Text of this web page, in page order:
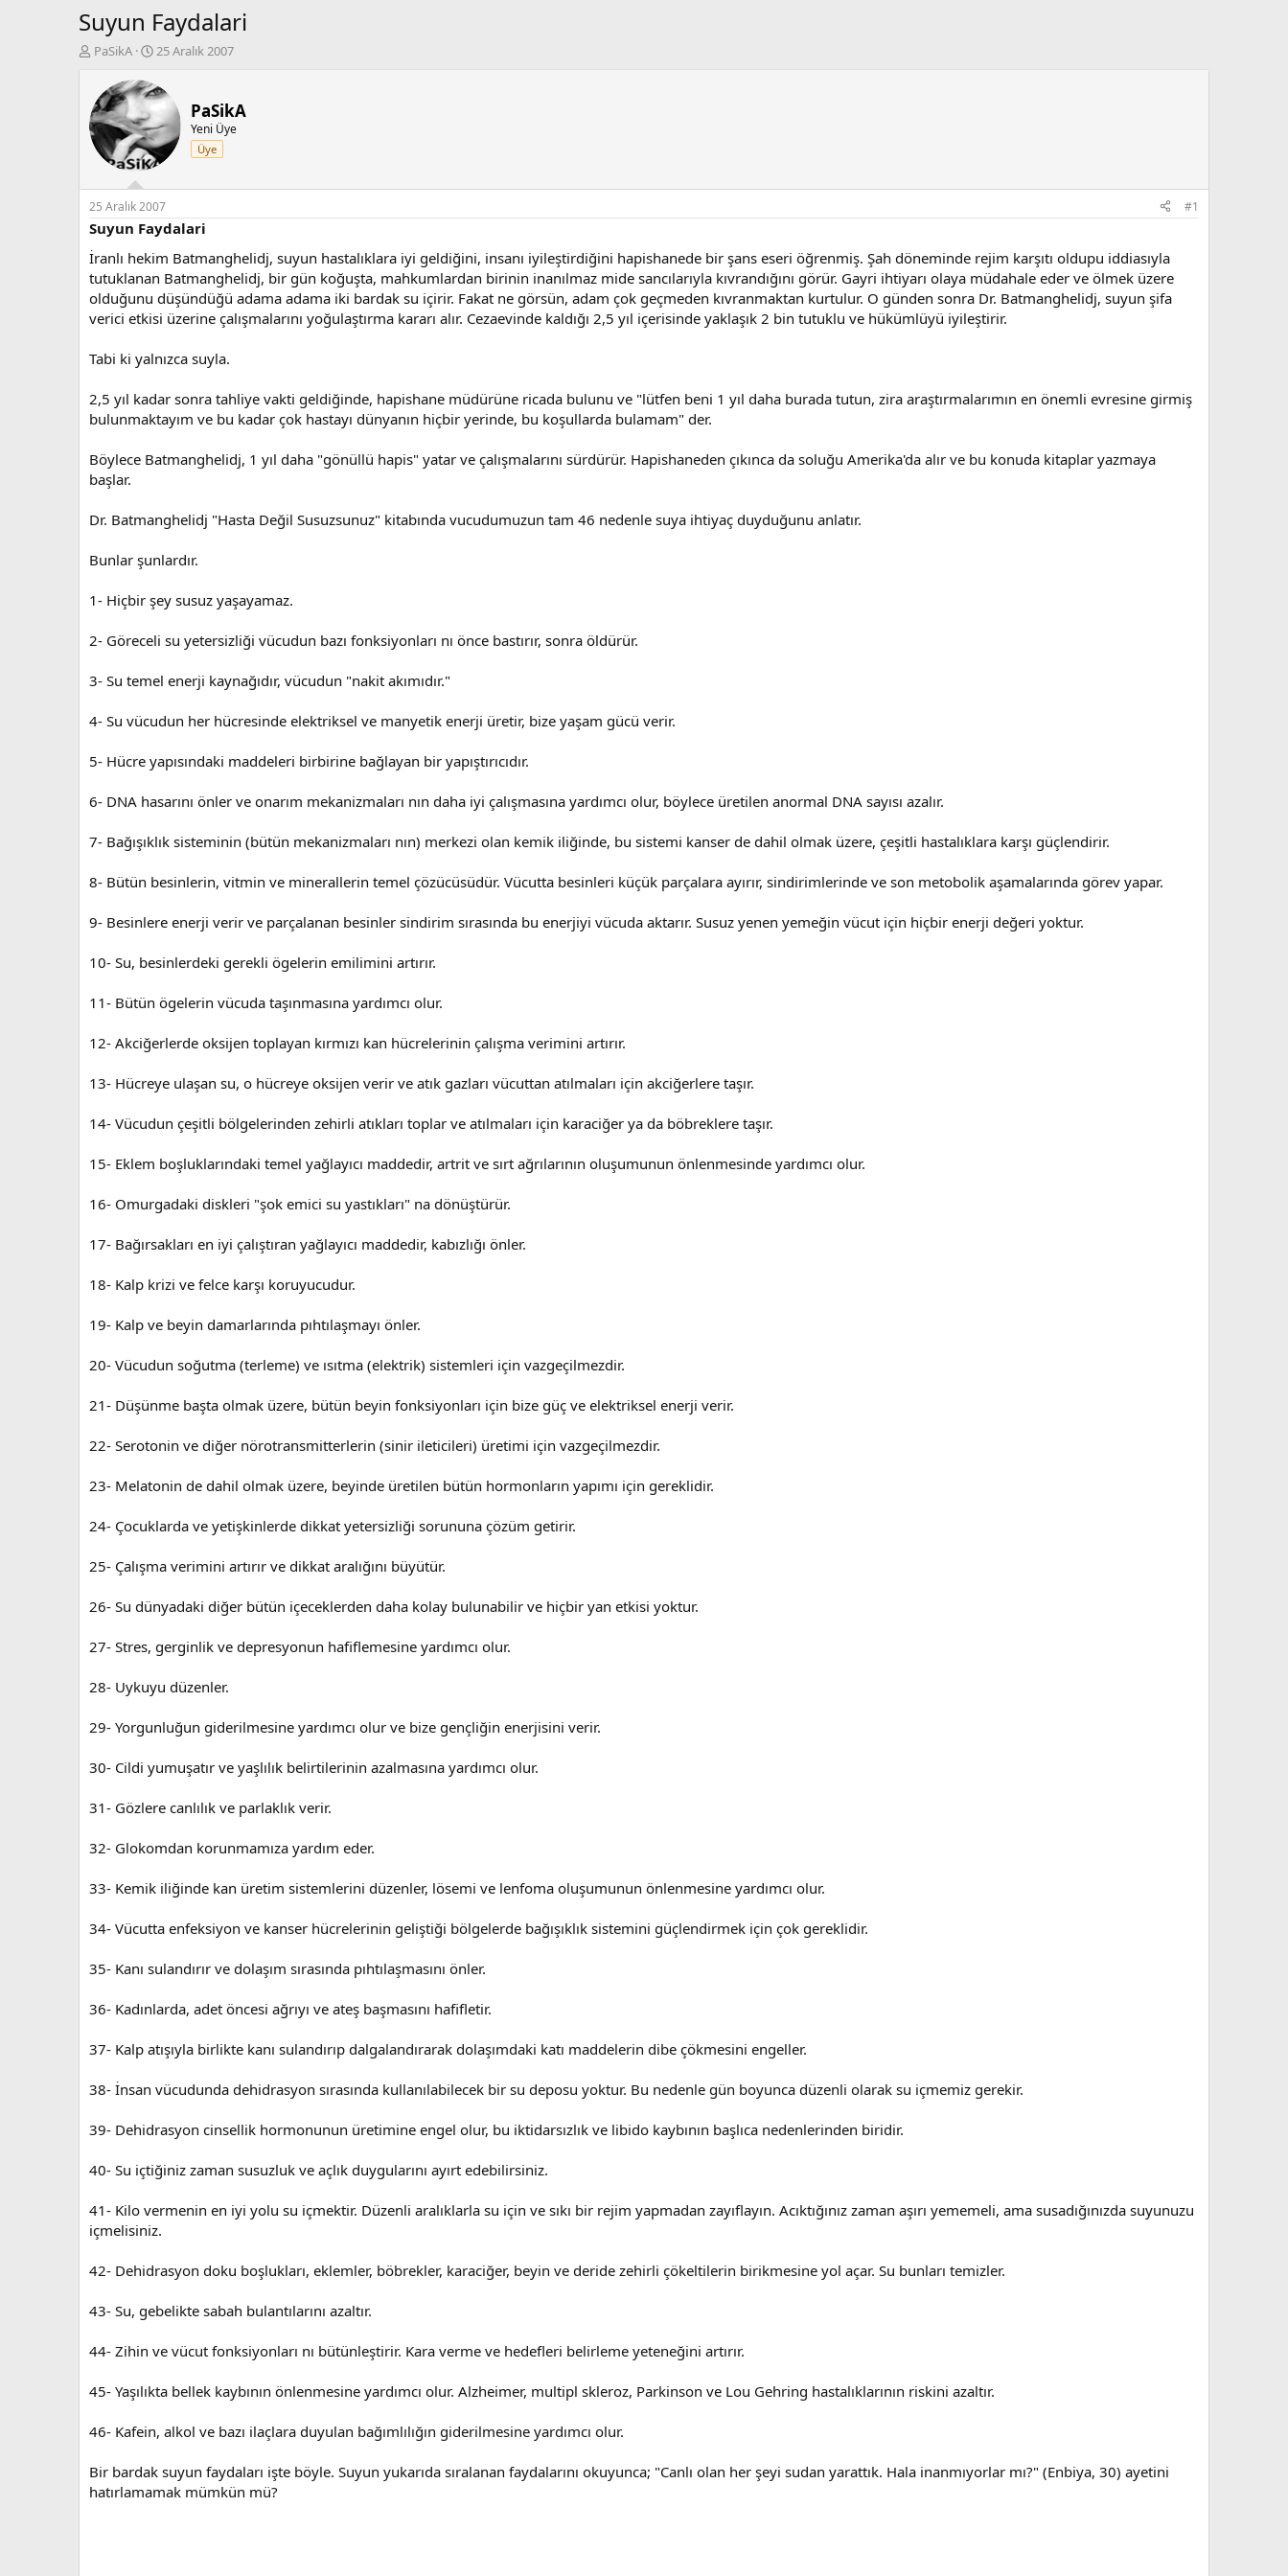
Suyun Faydalari
K
b
u
y
u
a
ş
l
a
t
a
n
PaSikA
B
ş
l
a
n
g
ı
ç
t
a
r
i
h
25 Aralık 2007
PaSikA
Yeni Üye
Üye
25 Aralık 2007 #1
Suyun Faydalari
İranlı hekim Batmanghelidj, suyun hastalıklara iyi geldiğini, insanı iyileştirdiğini hapishanede bir şans eseri öğrenmiş. Şah döneminde rejim karşıtı oldupu iddiasıyla
tutuklanan Batmanghelidj, bir gün koğuşta, mahkumlardan birinin inanılmaz mide sancılarıyla kıvrandığını görür. Gayri ihtiyarı olaya müdahale eder ve ölmek üzere
olduğunu düşündüğü adama adama iki bardak su içirir. Fakat ne görsün, adam çok geçmeden kıvranmaktan kurtulur. O günden sonra Dr. Batmanghelidj, suyun şifa
verici etkisi üzerine çalışmalarını yoğulaştırma kararı alır. Cezaevinde kaldığı 2,5 yıl içerisinde yaklaşık 2 bin tutuklu ve hükümlüyü iyileştirir.
Tabi ki yalnızca suyla.
2,5 yıl kadar sonra tahliye vakti geldiğinde, hapishane müdürüne ricada bulunu ve "lütfen beni 1 yıl daha burada tutun, zira araştırmalarımın en önemli evresine girmiş
bulunmaktayım ve bu kadar çok hastayı dünyanın hiçbir yerinde, bu koşullarda bulamam" der.
Böylece Batmanghelidj, 1 yıl daha "gönüllü hapis" yatar ve çalışmalarını sürdürür. Hapishaneden çıkınca da soluğu Amerika'da alır ve bu konuda kitaplar yazmaya
başlar.
Dr. Batmanghelidj "Hasta Değil Susuzsunuz" kitabında vucudumuzun tam 46 nedenle suya ihtiyaç duyduğunu anlatır.
Bunlar şunlardır.
1- Hiçbir şey susuz yaşayamaz.
2- Göreceli su yetersizliği vücudun bazı fonksiyonları nı önce bastırır, sonra öldürür.
3- Su temel enerji kaynağıdır, vücudun "nakit akımıdır."
4- Su vücudun her hücresinde elektriksel ve manyetik enerji üretir, bize yaşam gücü verir.
5- Hücre yapısındaki maddeleri birbirine bağlayan bir yapıştırıcıdır.
6- DNA hasarını önler ve onarım mekanizmaları nın daha iyi çalışmasına yardımcı olur, böylece üretilen anormal DNA sayısı azalır.
7- Bağışıklık sisteminin (bütün mekanizmaları nın) merkezi olan kemik iliğinde, bu sistemi kanser de dahil olmak üzere, çeşitli hastalıklara karşı güçlendirir.
8- Bütün besinlerin, vitmin ve minerallerin temel çözücüsüdür. Vücutta besinleri küçük parçalara ayırır, sindirimlerinde ve son metobolik aşamalarında görev yapar.
9- Besinlere enerji verir ve parçalanan besinler sindirim sırasında bu enerjiyi vücuda aktarır. Susuz yenen yemeğin vücut için hiçbir enerji değeri yoktur.
10- Su, besinlerdeki gerekli ögelerin emilimini artırır.
11- Bütün ögelerin vücuda taşınmasına yardımcı olur.
12- Akciğerlerde oksijen toplayan kırmızı kan hücrelerinin çalışma verimini artırır.
13- Hücreye ulaşan su, o hücreye oksijen verir ve atık gazları vücuttan atılmaları için akciğerlere taşır.
14- Vücudun çeşitli bölgelerinden zehirli atıkları toplar ve atılmaları için karaciğer ya da böbreklere taşır.
15- Eklem boşluklarındaki temel yağlayıcı maddedir, artrit ve sırt ağrılarının oluşumunun önlenmesinde yardımcı olur.
16- Omurgadaki diskleri "şok emici su yastıkları" na dönüştürür.
17- Bağırsakları en iyi çalıştıran yağlayıcı maddedir, kabızlığı önler.
18- Kalp krizi ve felce karşı koruyucudur.
19- Kalp ve beyin damarlarında pıhtılaşmayı önler.
20- Vücudun soğutma (terleme) ve ısıtma (elektrik) sistemleri için vazgeçilmezdir.
21- Düşünme başta olmak üzere, bütün beyin fonksiyonları için bize güç ve elektriksel enerji verir.
22- Serotonin ve diğer nörotransmitterlerin (sinir ileticileri) üretimi için vazgeçilmezdir.
23- Melatonin de dahil olmak üzere, beyinde üretilen bütün hormonların yapımı için gereklidir.
24- Çocuklarda ve yetişkinlerde dikkat yetersizliği sorununa çözüm getirir.
25- Çalışma verimini artırır ve dikkat aralığını büyütür.
26- Su dünyadaki diğer bütün içeceklerden daha kolay bulunabilir ve hiçbir yan etkisi yoktur.
27- Stres, gerginlik ve depresyonun hafiflemesine yardımcı olur.
28- Uykuyu düzenler.
29- Yorgunluğun giderilmesine yardımcı olur ve bize gençliğin enerjisini verir.
30- Cildi yumuşatır ve yaşlılık belirtilerinin azalmasına yardımcı olur.
31- Gözlere canlılık ve parlaklık verir.
32- Glokomdan korunmamıza yardım eder.
33- Kemik iliğinde kan üretim sistemlerini düzenler, lösemi ve lenfoma oluşumunun önlenmesine yardımcı olur.
34- Vücutta enfeksiyon ve kanser hücrelerinin geliştiği bölgelerde bağışıklık sistemini güçlendirmek için çok gereklidir.
35- Kanı sulandırır ve dolaşım sırasında pıhtılaşmasını önler.
36- Kadınlarda, adet öncesi ağrıyı ve ateş başmasını hafifletir.
37- Kalp atışıyla birlikte kanı sulandırıp dalgalandırarak dolaşımdaki katı maddelerin dibe çökmesini engeller.
38- İnsan vücudunda dehidrasyon sırasında kullanılabilecek bir su deposu yoktur. Bu nedenle gün boyunca düzenli olarak su içmemiz gerekir.
39- Dehidrasyon cinsellik hormonunun üretimine engel olur, bu iktidarsızlık ve libido kaybının başlıca nedenlerinden biridir.
40- Su içtiğiniz zaman susuzluk ve açlık duygularını ayırt edebilirsiniz.
41- Kilo vermenin en iyi yolu su içmektir. Düzenli aralıklarla su için ve sıkı bir rejim yapmadan zayıflayın. Acıktığınız zaman aşırı yememeli, ama susadığınızda suyunuzu
içmelisiniz.
42- Dehidrasyon doku boşlukları, eklemler, böbrekler, karaciğer, beyin ve deride zehirli çökeltilerin birikmesine yol açar. Su bunları temizler.
43- Su, gebelikte sabah bulantılarını azaltır.
44- Zihin ve vücut fonksiyonları nı bütünleştirir. Kara verme ve hedefleri belirleme yeteneğini artırır.
45- Yaşılıkta bellek kaybının önlenmesine yardımcı olur. Alzheimer, multipl skleroz, Parkinson ve Lou Gehring hastalıklarının riskini azaltır.
46- Kafein, alkol ve bazı ilaçlara duyulan bağımlılığın giderilmesine yardımcı olur.
Bir bardak suyun faydaları işte böyle. Suyun yukarıda sıralanan faydalarını okuyunca; "Canlı olan her şeyi sudan yarattık. Hala inanmıyorlar mı?" (Enbiya, 30) ayetini
hatırlamamak mümkün mü?